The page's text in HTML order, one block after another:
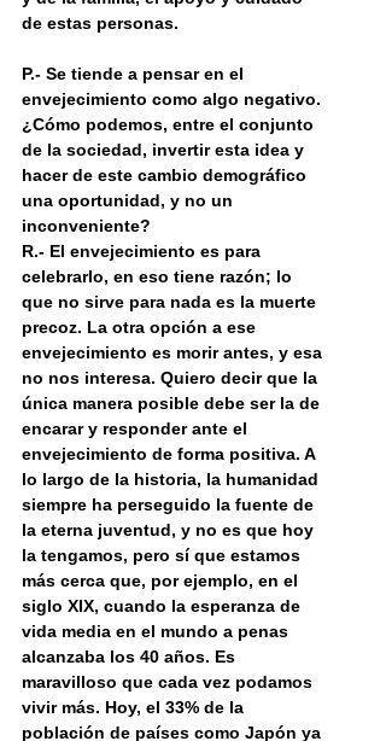
de estas personas.
P.- Se tiende a pensar en el
envejecimiento como algo negativo.
¿Cómo podemos, entre el conjunto
de la sociedad, invertir esta idea y
hacer de este cambio demográfico
una oportunidad, y no un
inconveniente?
R.- El envejecimiento es para
celebrarlo, en eso tiene razón; lo
que no sirve para nada es la muerte
precoz. La otra opción a ese
envejecimiento es morir antes, y esa
no nos interesa. Quiero decir que la
única manera posible debe ser la de
encarar y responder ante el
envejecimiento de forma positiva. A
lo largo de la historia, la humanidad
siempre ha perseguido la fuente de
la eterna juventud, y no es que hoy
la tengamos, pero sí que estamos
más cerca que, por ejemplo, en el
siglo XIX, cuando la esperanza de
vida media en el mundo a penas
alcanzaba los 40 años. Es
maravilloso que cada vez podamos
vivir más. Hoy, el 33% de la
población de países como Japón ya